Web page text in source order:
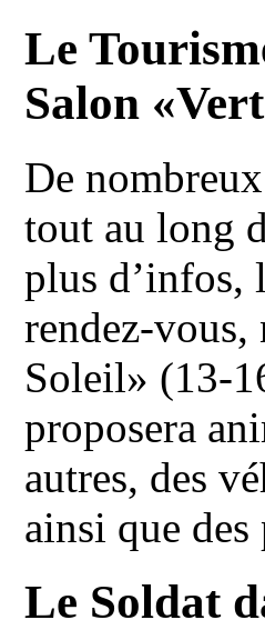
Le
Salon
De
tout au long
plus d’infos,
rendez-
Soleil» (13-
proposera
autres, des
ainsi que des
Le Soldat